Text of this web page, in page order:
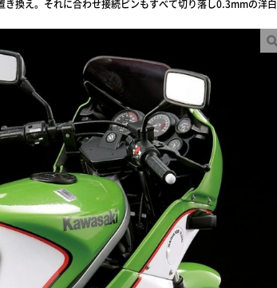
換え。それに合わせ接続ピンもすべて切り落し0.3mmの洋白